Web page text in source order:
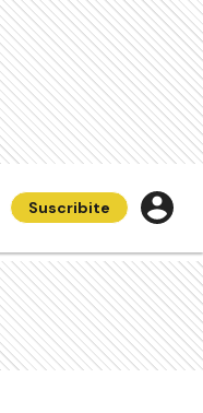
Suscribite